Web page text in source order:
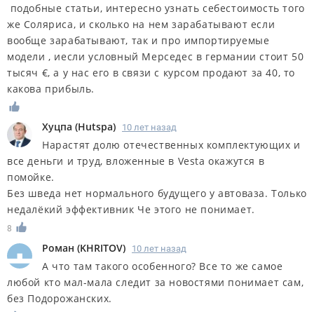
подобные статьи, интересно узнать себестоимость того
же Соляриса, и сколько на нем зарабатывают если
вообще зарабатывают, так и про импортируемые
модели , иесли условный Мерседес в германии стоит 50
тысяч €, а у нас его в связи с курсом продают за 40, то
какова прибыль.
Хуцпа (Hutspa) 10 лет назад
Нарастят долю отечественных комплектующих и
все деньги и труд, вложенные в Vesta окажутся в
помойке.
Без шведа нет нормального будущего у автоваза. Только
недалёкий эффективник Че этого не понимает.
8
Роман (KHRITOV) 10 лет назад
А что там такого особенного? Все то же самое
любой кто мал-мала следит за новостями понимает сам,
без Подорожанских.